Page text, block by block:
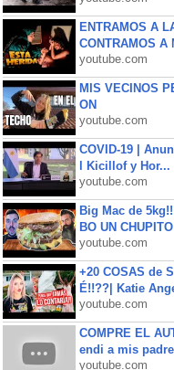
ENTRAMOS A
CONTRAMOS A
youtube.com
MIS VECINOS
ON
youtube.com
COVID-19 |
l Kicillof y Hor...
youtube.com
Big Mac de
BO UN
youtube.com
+20 COSAS de
É!!??| Katie
youtube.com
COMPRE EL
endi a mis
youtube.com